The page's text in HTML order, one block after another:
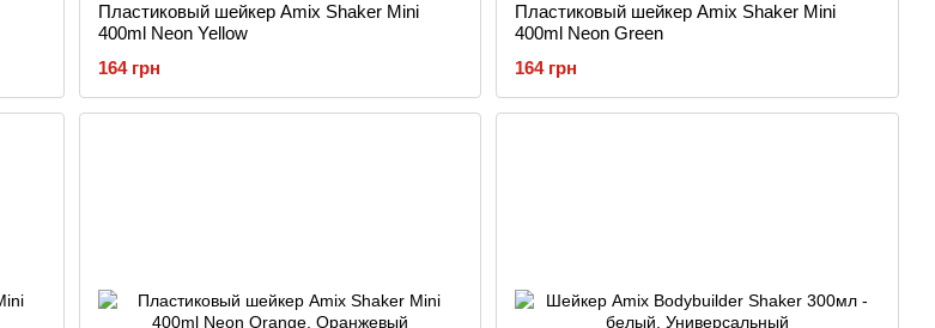
Пластиковый шейкер Amix Shaker Mini
400ml Neon Yellow
164 грн
Пластиковый шейкер Amix Shaker Mini
400ml Neon Green
164 грн